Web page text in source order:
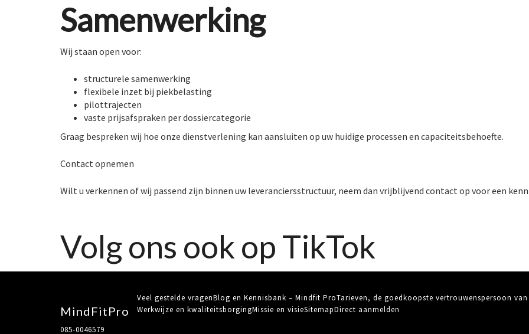
Samenwerking
Wij staan open voor:
structurele samenwerking
flexibele inzet bij piekbelasting
pilottrajecten
vaste prijsafspraken per dossiercategorie
Graag bespreken wij hoe onze dienstverlening kan aansluiten op uw huidige processen en capaciteitsbehoefte.
Contact opnemen
Wilt u verkennen of wij passend zijn binnen uw leveranciersstructuur, neem dan vrijblijvend contact op voor een
Volg ons ook op TikTok
MindFitPro
085-0046579
Veel gestelde vragenBlog en Kennisbank – Mindfit ProTarieven, de goedkoopste vertrouwenspersoon
Werkwijze en kwaliteitsborgingMissie en visieSitemapDirect aanmelden